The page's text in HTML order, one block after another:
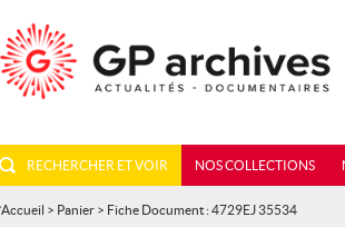
RECHERCHER ET VOIR NOS COLLECTIONS
Accueil > Panier > Fiche Document : 4729EJ 35534